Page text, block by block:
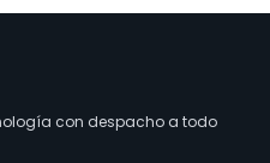
con despacho a todo